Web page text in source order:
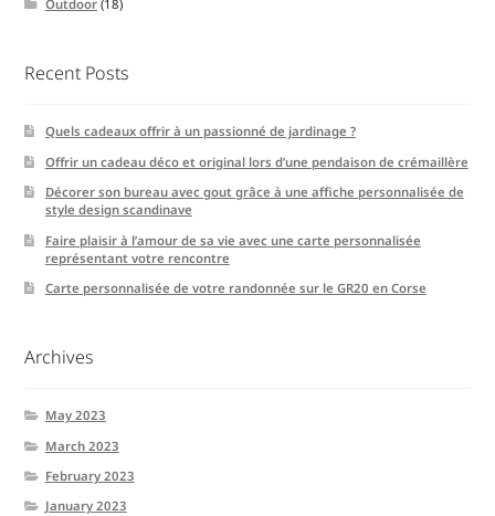
Outdoor(18)
Recent Posts
Quels cadeaux offrir à un passionné de jardinage ?
Offrir un cadeau déco et original lors d’une pendaison de crémaillère
Décorer son bureau avec gout grâce à une affiche personnalisée de
style design scandinave
Faire plaisir à l’amour de sa vie avec une carte personnalisée
représentant votre rencontre
Carte personnalisée de votre randonnée sur le GR20 en Corse
Archives
May 2023
March 2023
February 2023
January 2023